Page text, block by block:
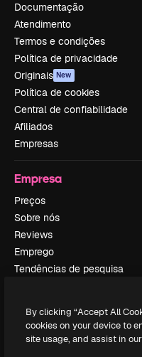
Documentação
Atendimento
Termos e condições
Política de privacidade
Originais New
Política de cookies
Central de confiabilidade
Afiliados
Empresas
Empresa
Preços
Sobre nós
Reviews
Emprego
Tendências de pesquisa
Slidesgo
Vender conteúdo
By clicking “Accept All
cookies on your device to
site usage, and assist in